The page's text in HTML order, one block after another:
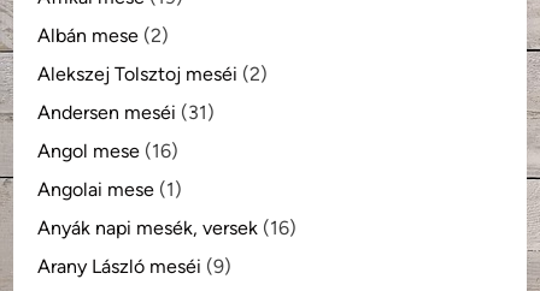
Albán mese (2)
Alekszej Tolsztoj meséi (2)
Andersen meséi (31)
Angol mese (16)
Angolai mese (1)
Anyák napi mesék, versek (16)
Arany László meséi (9)